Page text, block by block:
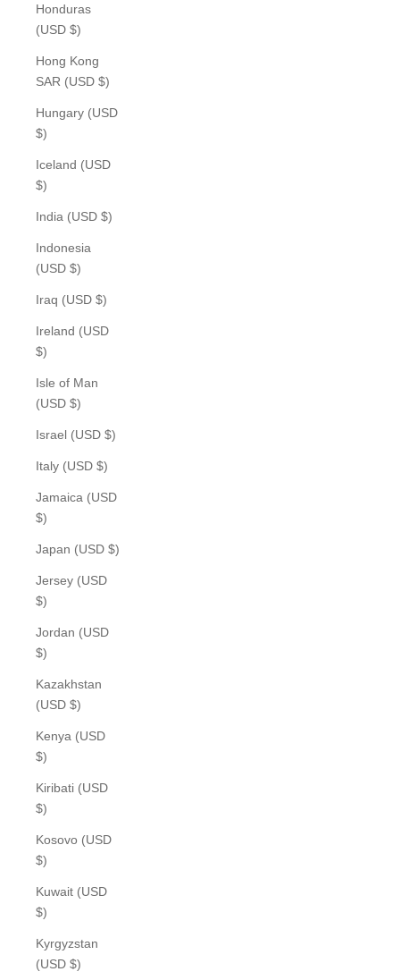
Honduras
(USD $)
Hong Kong
SAR (USD $)
Hungary (USD
$)
Iceland (USD
$)
India (USD $)
Indonesia
(USD $)
Iraq (USD $)
Ireland (USD
$)
Isle of Man
(USD $)
Israel (USD $)
Italy (USD $)
Jamaica (USD
$)
Japan (USD $)
Jersey (USD
$)
Jordan (USD
$)
Kazakhstan
(USD $)
Kenya (USD
$)
Kiribati (USD
$)
Kosovo (USD
$)
Kuwait (USD
$)
Kyrgyzstan
(USD $)